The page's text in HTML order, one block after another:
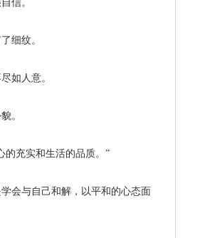
信。
细纹。
如人意。
。
的充实和生活的品质。”
会与自己和解，以平和的心态面